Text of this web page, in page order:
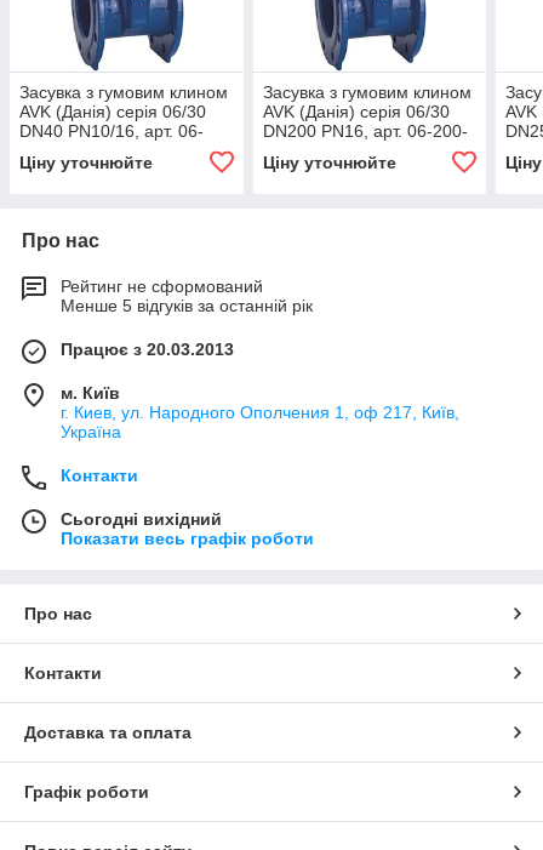
Засувка з гумовим клином
AVK (Данія) серія 06/30
DN40 PN10/16, арт. 06-
Ціну уточнюйте
Засувка з гумовим клином
AVK (Данія) серія 06/30
DN200 PN16, арт. 06-200-
Ціну уточнюйте
AVK
Про нас
Рейтинг не сформований
Менше 5 відгуків за останній рік
Працює з 20.03.2013
м. Київ
г. Киев, ул. Народного Ополчения 1, оф 217, Київ,
Україна
Контакти
Сьогодні вихідний
Показати весь графік роботи
Про нас
Контакти
Доставка та оплата
Графік роботи